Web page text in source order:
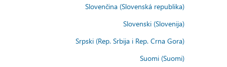
Slovenčina (Slovenská republika)
Slovenski (Slovenija)
Srpski (Rep. Srbija i Rep. Crna Gora)
Suomi (Suomi)